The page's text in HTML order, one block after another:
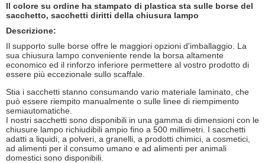
Il colore su ordine ha stampato di plastica sta sulle borse del
sacchetto, sacchetti diritti della chiusura lampo
Descrizione:
Il supporto sulle borse offre le maggiori opzioni d'imballaggio. La
sua chiusura lampo conveniente rende la borsa altamente
economico ed il rinforzo inferiore permettere al vostro prodotto di
essere più eccezionale sullo scaffale.
Stia i sacchetti stanno consumando vario materiale laminato, che
può essere riempito manualmente o sulle linee di riempimento
semiautomatiche.
I nostri sacchetti sono disponibili in una gamma di dimensioni con le
chiusure lampo richiudibili ampio fino a 500 millimetri. I sacchetti
adatti a liquidi, a polveri, a granelli, a prodotti chimici, a cosmetici,
ad alimenti per il consumo umano e ad alimenti per animali
domestici sono disponibili.